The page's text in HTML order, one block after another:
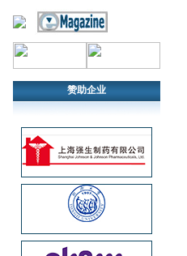
赞助企业